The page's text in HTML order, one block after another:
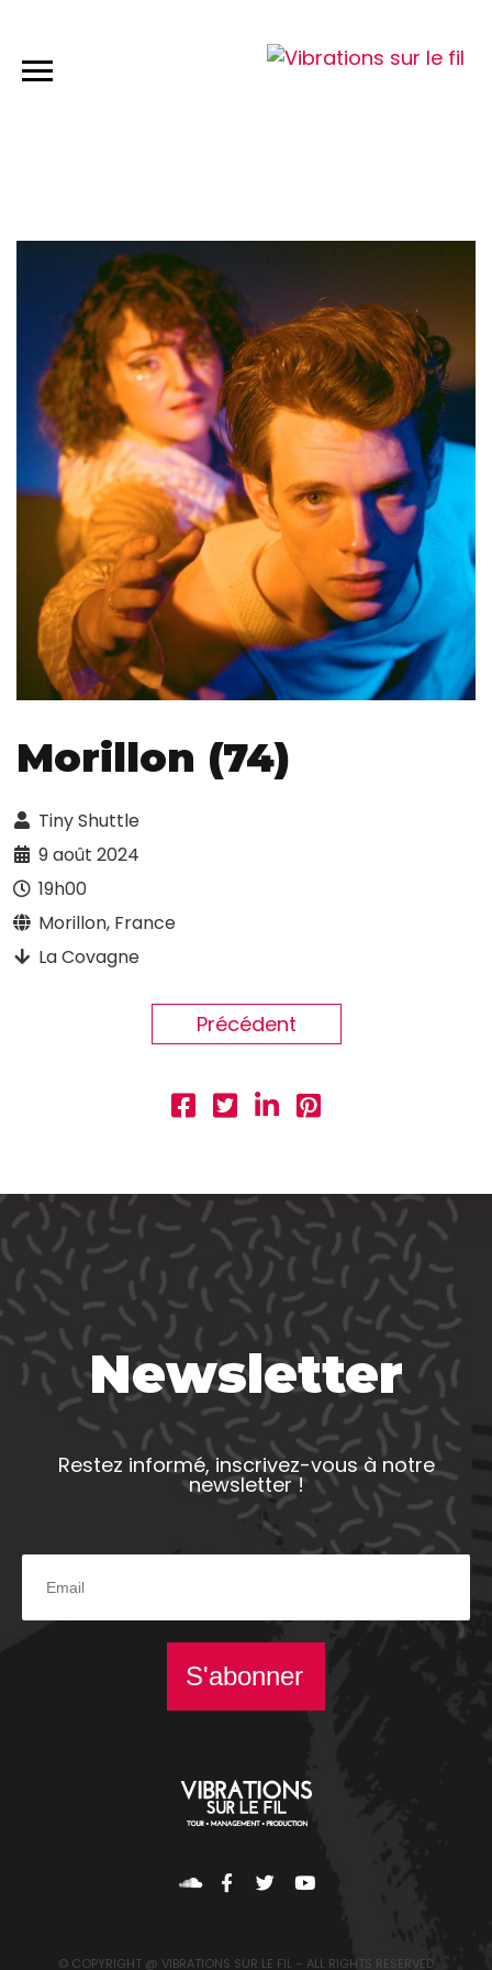
Morillon (74)
Tiny Shuttle
9 août 2024
19h00
Morillon, France
La Covagne
Précédent
Newsletter
Restez informé, inscrivez-vous à notre
newsletter !
S'abonner
© COPYRIGHT @ VIBRATIONS SUR LE FIL – ALL RIGHTS RESERVED